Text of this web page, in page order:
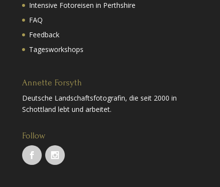
Intensive Fotoreisen in Perthshire
FAQ
Feedback
Tagesworkshops
Annette Forsyth
Deutsche Landschaftsfotografin, die seit 2000 in
Schottland lebt und arbeitet.
Follow